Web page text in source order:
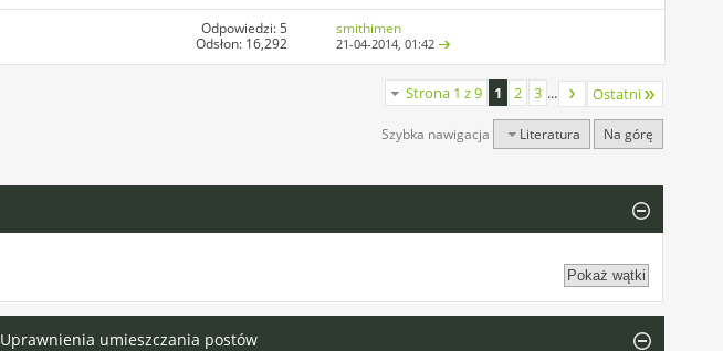
Odpowiedzi:5
Odsłon: 16,292
smithimen
21-04-2014,01:42
Strona 1 z 9 1 2 3 ... Ostatni
Szybka nawigacja Literatura Na górę
Uprawnienia umieszczania postów